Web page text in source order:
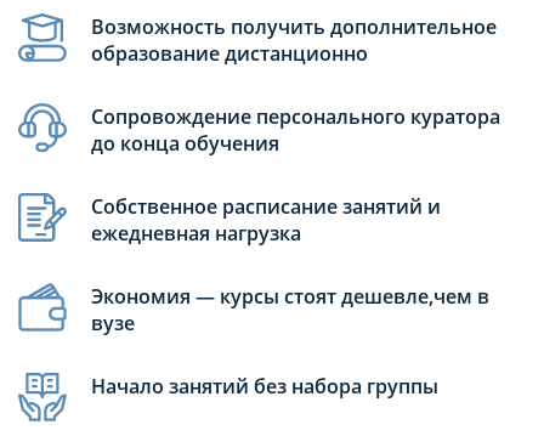
Возможность получить дополнительное
образование дистанционно
Сопровождение персонального куратора
до конца обучения
Собственное расписание занятий и
ежедневная нагрузка
Экономия — курсы стоят дешевле,чем в
вузе
Начало занятий без набора группы